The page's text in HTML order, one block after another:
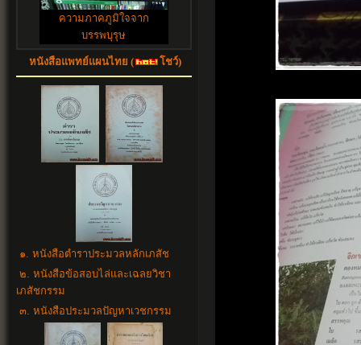
ความภาคภูมิใจจาก
บรรพบุรุษ
หนังสือแพทย์แผนไทย ( โชว์)
๑. หนังสือตำราประมวลหลักเภสัช
๒. หนังสือข้อสอบไล่และเฉลยวิชา
เภสัชกรรม
๓. หนังสือประมวลปัญหาเวชกรรม